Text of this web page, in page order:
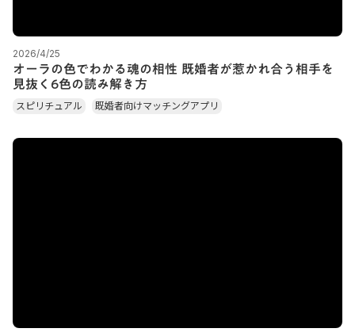
2026/4/25
オーラの色でわかる魂の相性 既婚者が惹かれ合う相手を
見抜く6色の読み解き方
スピリチュアル 既婚者向けマッチングアプリ